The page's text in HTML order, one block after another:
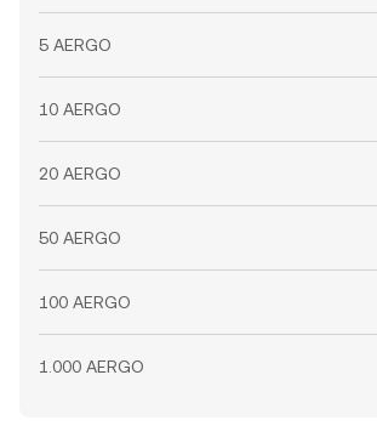
5 AERGO
10 AERGO
20 AERGO
50 AERGO
100 AERGO
1.000 AERGO